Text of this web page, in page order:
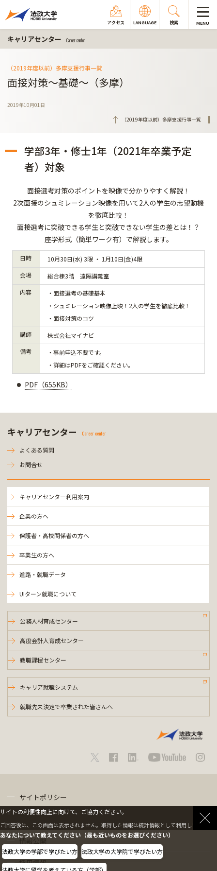
アクセス LANGUAGE 検索 MENU
キャリアセンター Career center
（2019年度以前）多摩支援行事一覧
面接対策～基礎～（多摩）
2019年10月01日
（2019年度以前）多摩支援行事一覧
学部3年・修士1年（2021年卒業予定
者）対象
面接選考対策のポイントを映像で分かりやすく解説！
2次面接のシュミレーション映像を用いて2人の学生の志望動機
を徹底比較！
面接選考に突破できる学生と突破できない学生の差とは！？
座学形式（簡単ワーク有）で解説します。
日時
10月30日(水) 3限 ・ 1月10日(金)4限
会場
総合棟3階 遠隔講義室
内容
・面接選考の基礎基本
・シュミレーション映像上映！2人の学生を徹底比較！
・面接対策のコツ
講師
株式会社マイナビ
備考
・事前申込不要です。
・詳細はPDFをご確認ください。
PDF（655KB）
キャリアセンター Career center
よくある質問
お問合せ
キャリアセンター利用案内
企業の方へ
保護者・高校関係者の方へ
卒業生の方へ
進路・就職データ
UIターン就職について
公務人材育成センター
高度会計人育成センター
教職課程センター
キャリア就職システム
就職先未決定で卒業された皆さんへ
サイトポリシー
情報公開
採用情報
サイトの利便性向上に向けて、ご協力ください。
ご回答後は、この画面は表示されません。取得した情報は統計情報として利用します。
あなたについて教えてください（最も近いものをお選びください）
法政大学の学部で学びたい方 法政大学の大学院で学びたい方